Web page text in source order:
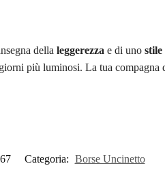
della leggerezza e di uno stile
più luminosi. La tua compagna
Categoria: Borse Uncinetto